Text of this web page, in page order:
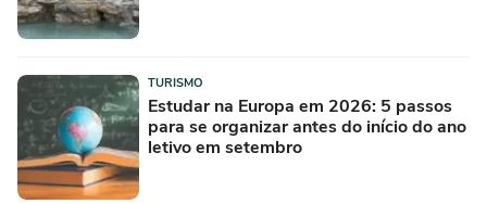
TURISMO
Estudar na Europa em 2026: 5 passos
para se organizar antes do início do ano
letivo em setembro